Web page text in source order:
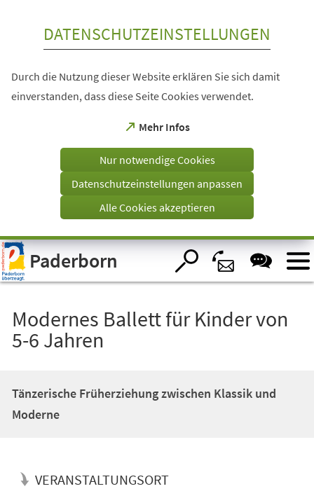
Visuelle
Assistenzsoftware
öffnen.
DATENSCHUTZEINSTELLUNGEN
Durch die Nutzung dieser Website erklären Sie sich damit
einverstanden, dass diese Seite Cookies verwendet.
Mehr Infos
(Öffnet
einem
Tab)
Nur notwendige Cookies
Datenschutzeinstellungen anpassen
Alle Cookies akzeptieren
Paderborn
Modernes Ballett für Kinder von
5-6 Jahren
Tänzerische Früherziehung zwischen Klassik und
Moderne
VERANSTALTUNGSORT